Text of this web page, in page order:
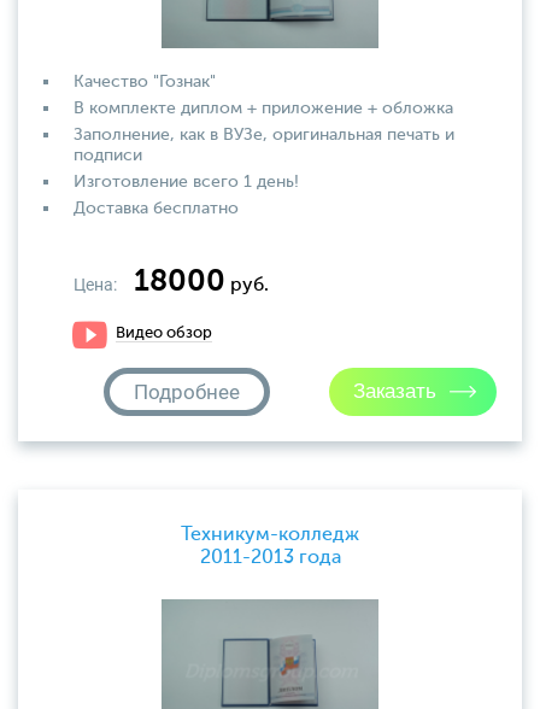
Качество "Гознак"
В комплекте диплом + приложение + обложка
Заполнение, как в ВУЗе, оригинальная печать и
подписи
Изготовление всего 1 день!
Доставка бесплатно
Цена: 18000 руб.
Видео обзор
Подробнее
Техникум-колледж
2011-2013 года